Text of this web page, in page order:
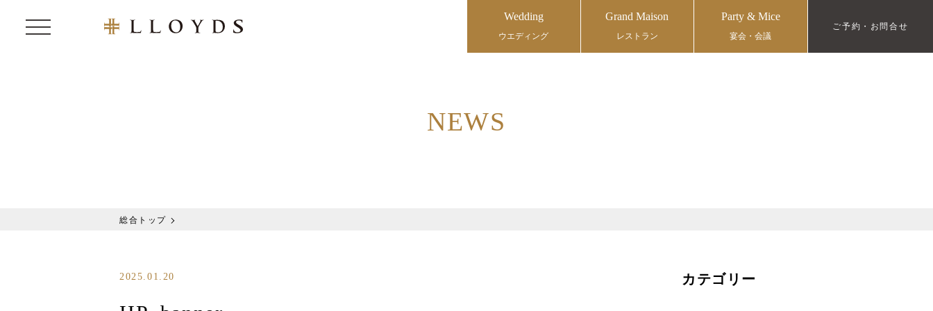
Wedding
ウエディング
Grand Maison
レストラン
Party & Mice
宴会・会議
ご予約・お問合せ
NEWS
総合トップ
2025.01.20 カテゴリー